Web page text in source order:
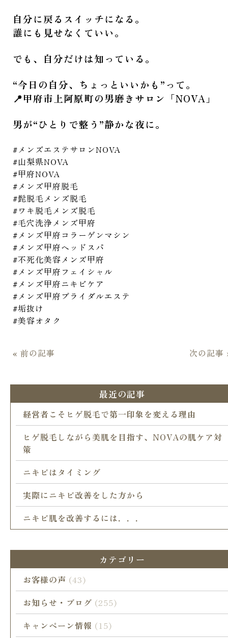
自分に戻るスイッチになる。
誰にも見せなくていい。
でも、自分だけは知っている。
“今日の自分、ちょっといいかも”って。
📍甲府市上阿原町の男磨きサロン「NOVA」
男が“ひとりで整う”静かな夜に。
#メンズエステサロンNOVA
#山梨県NOVA
#甲府NOVA
#メンズ甲府脱毛
#髭脱毛メンズ脱毛
#ワキ脱毛メンズ脱毛
#毛穴洗浄メンズ甲府
#メンズ甲府コラーゲンマシン
#メンズ甲府ヘッドスパ
#不死化美容メンズ甲府
#メンズ甲府フェイシャル
#メンズ甲府ニキビケア
#メンズ甲府ブライダルエステ
#垢抜け
#美容オタク
« 前の記事 次の記事
最近の記事
経営者こそヒゲ脱毛で第一印象を変える理由
ヒゲ脱毛しながら美肌を目指す、NOVAの肌ケア対
策
ニキビはタイミング
実際にニキビ改善をした方から
ニキビ肌を改善するには．．．
カテゴリー
お客様の声 (43)
お知らせ・ブログ (255)
キャンペーン情報 (15)